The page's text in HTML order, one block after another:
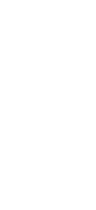
aktiv
ich mein
laufe
der
zeigt,